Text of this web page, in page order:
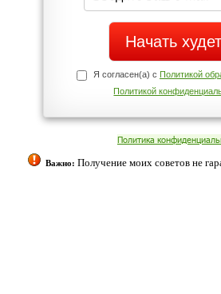
Телефоны службы поддержки
+7 (909) 421-77-27
cookies. Оставаясь с нами, вы
Согласен